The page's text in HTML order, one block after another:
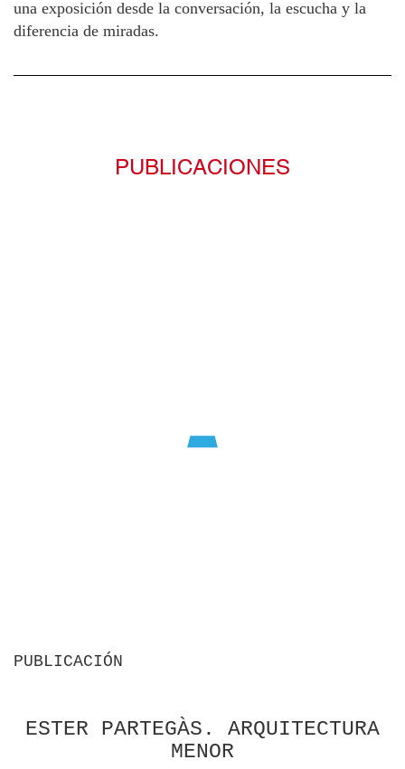
una exposición desde la conversación, la escucha y la
diferencia de miradas.
PUBLICACIONES
PUBLICACIÓN
ESTER PARTEGÀS. ARQUITECTURA
MENOR